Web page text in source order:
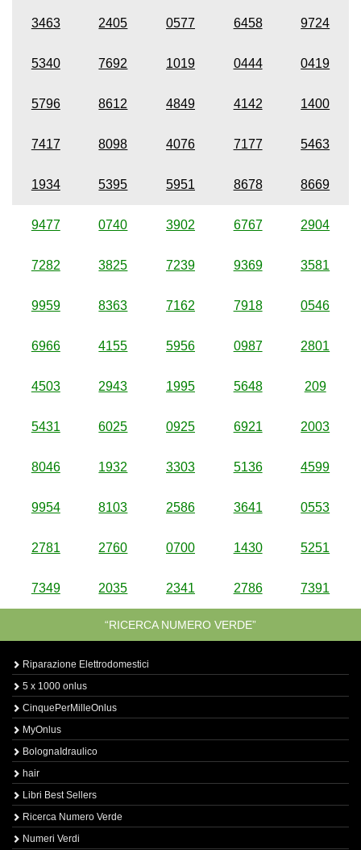
3463 2405 0577 6458 9724
5340 7692 1019 0444 0419
5796 8612 4849 4142 1400
7417 8098 4076 7177 5463
1934 5395 5951 8678 8669
9477 0740 3902 6767 2904
7282 3825 7239 9369 3581
9959 8363 7162 7918 0546
6966 4155 5956 0987 2801
4503 2943 1995 5648 209
5431 6025 0925 6921 2003
8046 1932 3303 5136 4599
9954 8103 2586 3641 0553
2781 2760 0700 1430 5251
7349 2035 2341 2786 7391
“RICERCA NUMERO VERDE”
Riparazione Elettrodomestici
5 x 1000 onlus
CinquePerMilleOnlus
MyOnlus
BolognaIdraulico
hair
Libri Best Sellers
Ricerca Numero Verde
Numeri Verdi